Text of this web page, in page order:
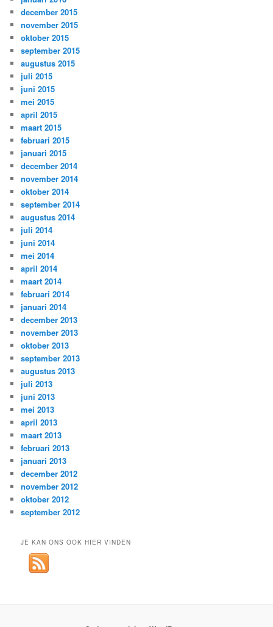
december 2015
november 2015
oktober 2015
september 2015
augustus 2015
juli 2015
juni 2015
mei 2015
april 2015
maart 2015
februari 2015
januari 2015
december 2014
november 2014
oktober 2014
september 2014
augustus 2014
juli 2014
juni 2014
mei 2014
april 2014
maart 2014
februari 2014
januari 2014
december 2013
november 2013
oktober 2013
september 2013
augustus 2013
juli 2013
juni 2013
mei 2013
april 2013
maart 2013
februari 2013
januari 2013
december 2012
november 2012
oktober 2012
september 2012
JE KAN ONS OOK HIER VINDEN